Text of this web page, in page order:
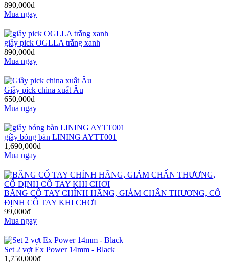
890,000đ
Mua ngay
giầy pick OGLLA trắng xanh
890,000đ
Mua ngay
Giầy pick china xuất Âu
650,000đ
Mua ngay
giầy bóng bàn LINING AYTT001
1,690,000đ
Mua ngay
BĂNG CỔ TAY CHÍNH HÃNG, GIẢM CHẤN THƯƠNG, CỐ
ĐỊNH CỔ TAY KHI CHƠI
99,000đ
Mua ngay
Set 2 vợt Ex Power 14mm - Black
1,750,000đ